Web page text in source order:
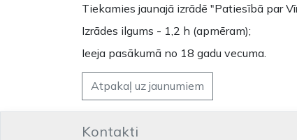
Tiekamies jaunajā izrādē "Patiesībā par
Izrādes ilgums - 1,2 h (apmēram);
Ieeja pasākumā no 18 gadu vecuma.
Atpakaļ uz jaunumiem
Kontakti